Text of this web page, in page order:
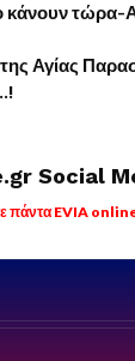
τώρα-
Αγίας
Social
πάντα EVIA